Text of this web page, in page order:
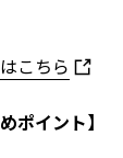
こちら
ポイント】